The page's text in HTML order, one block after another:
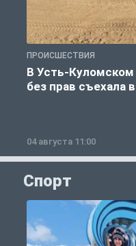
ПРОИСШЕСТВИЯ
В Усть-Куломском
без прав съехала
04 августа 11:00
Спорт